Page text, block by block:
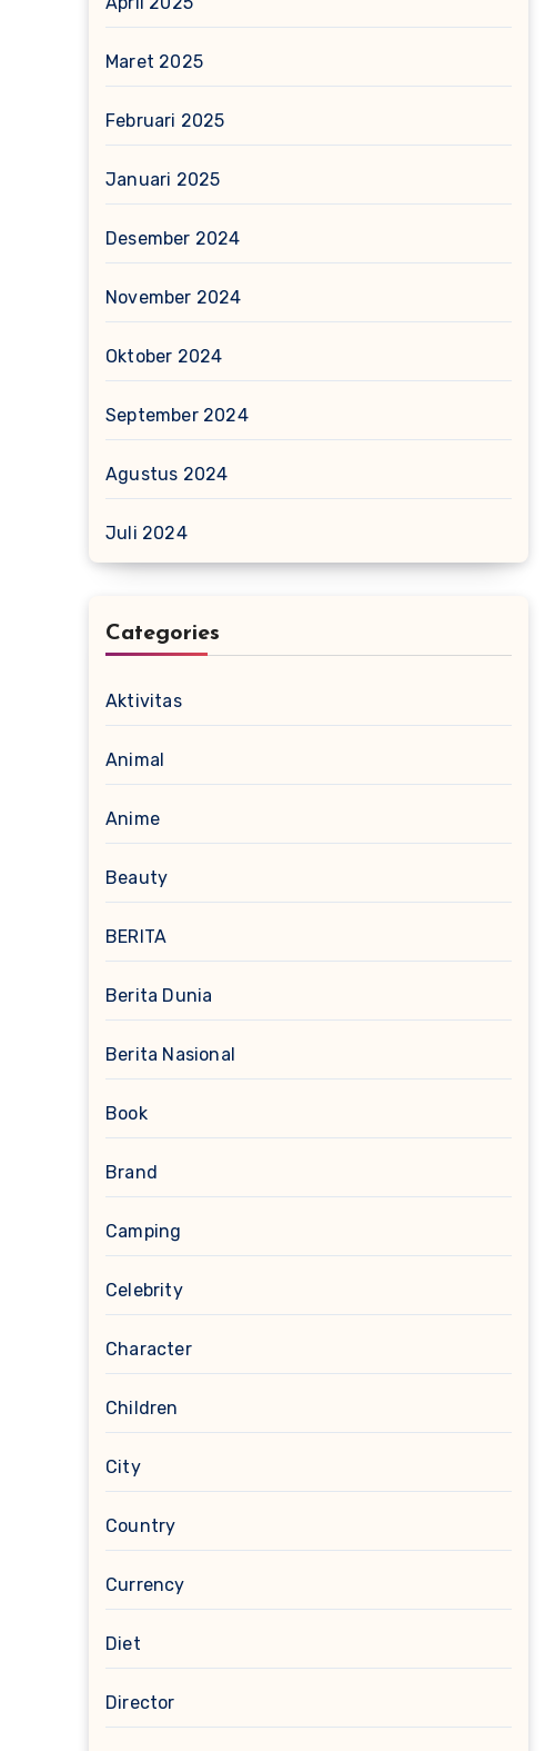
Maret 2025
Februari 2025
Januari 2025
Desember 2024
November 2024
Oktober 2024
September 2024
Agustus 2024
Juli 2024
Categories
Aktivitas
Animal
Anime
Beauty
BERITA
Berita Dunia
Berita Nasional
Book
Brand
Camping
Celebrity
Character
Children
City
Country
Currency
Diet
Director